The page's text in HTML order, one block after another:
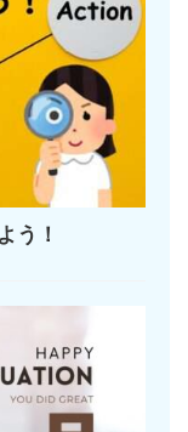
う！